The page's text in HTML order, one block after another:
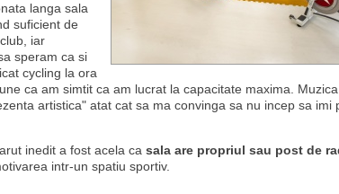
langa sala
suficient de
iar
speram ca si
cycling la ora
ca am simtit ca am lucrat la capacitate maxima.
artistica" atat cat sa ma convinga sa nu incep sa imi
inedit a fost acela ca sala are propriul sau post de
intr-un spatiu sportiv.